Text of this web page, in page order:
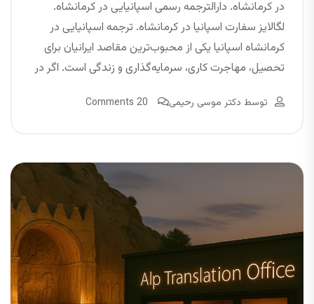
در کرمانشاه. دارالترجمه رسمی اسپانیایی در کرمانشاه.
لگالایز سفارت اسپانیا در کرمانشاه. ترجمه اسپانیایی در
کرمانشاه اسپانیا یکی از محبوب‌ترین مقاصد ایرانیان برای
تحصیل، مهاجرت کاری، سرمایه‌گذاری و زندگی است. اگر در
توسط دکتر موسی رحیمی 20 Comments